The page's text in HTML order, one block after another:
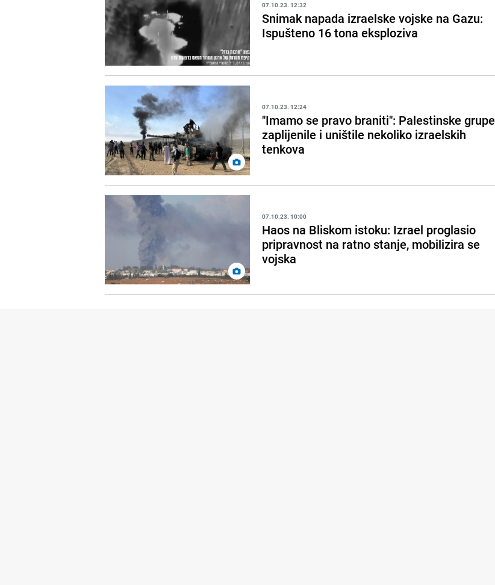
07.10.23. 12:32
Snimak napada izraelske vojske na Gazu:
Ispušteno 16 tona eksploziva
07.10.23. 12:24
"Imamo se pravo braniti": Palestinske grupe
zaplijenile i uništile nekoliko izraelskih
tenkova
07.10.23. 10:00
Haos na Bliskom istoku: Izrael proglasio
pripravnost na ratno stanje, mobilizira se
vojska